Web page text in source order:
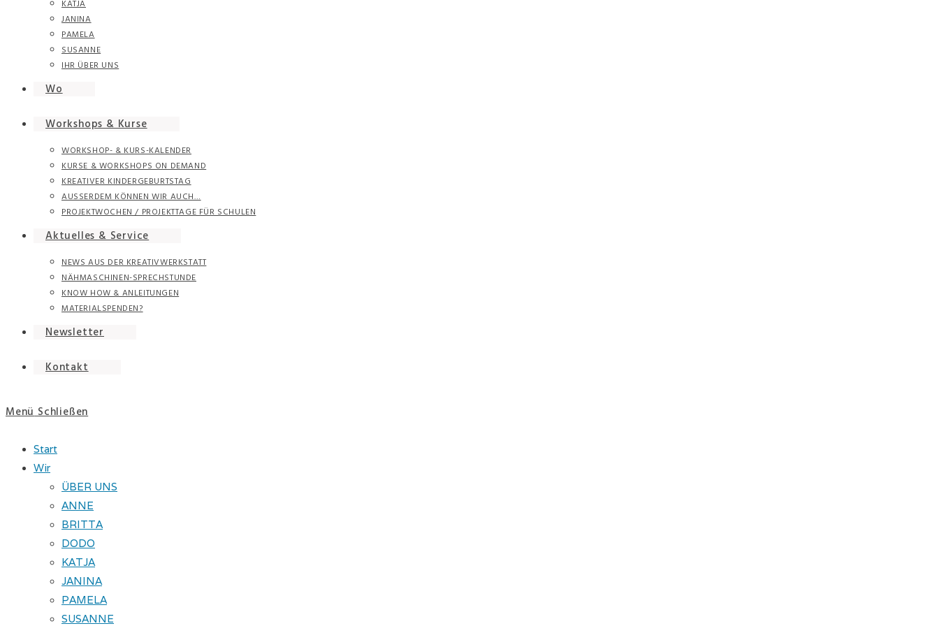
KATJA
JANINA
PAMELA
SUSANNE
IHR ÜBER UNS
Wo
Workshops & Kurse
WORKSHOP- & KURS-KALENDER
KURSE & WORKSHOPS ON DEMAND
KREATIVER KINDERGEBURTSTAG
AUSSERDEM KÖNNEN WIR AUCH…
PROJEKTWOCHEN / PROJEKTTAGE FÜR SCHULEN
Aktuelles & Service
NEWS AUS DER KREATIVWERKSTATT
NÄHMASCHINEN-SPRECHSTUNDE
KNOW HOW & ANLEITUNGEN
MATERIALSPENDEN?
Newsletter
Kontakt
Menü Schließen
Start
Wir
ÜBER UNS
ANNE
BRITTA
DODO
KATJA
JANINA
PAMELA
SUSANNE